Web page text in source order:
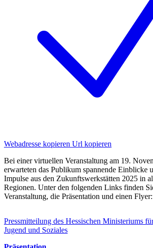
Webadresse kopieren Url kopieren
Bei einer virtuellen Veranstaltung am 19.
erwarteten das Publikum spannende Einblicke
Impulse aus den Zukunftswerkstätten 2025 in
Regionen. Unter den folgenden Links finden
Veranstaltung, die Präsentation und einen Flyer:
Pressmitteilung des Hessischen Ministeriums
Jugend und Soziales